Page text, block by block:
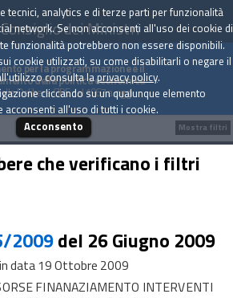
dei Ministri
per la programmazione e il
della politica economica
Delibere CIPE dal 1967 a oggi
che verificano i filtri
2009del 26 Giugno 2009
data 19 Ottobre 2009
FINANAZIAMENTO INTERVENTI
Mostra filtri
tecnici, analytics e di terze parti per funzionalità
network. Se non acconsenti all'uso dei cookie di
funzionalità potrebbero non essere disponibili.
cookie utilizzati, su come disabilitarli o negare il
consulta laprivacy policy.
cliccando su un qualunque elemento
acconsenti all'uso di tutti i cookie.
Acconsento